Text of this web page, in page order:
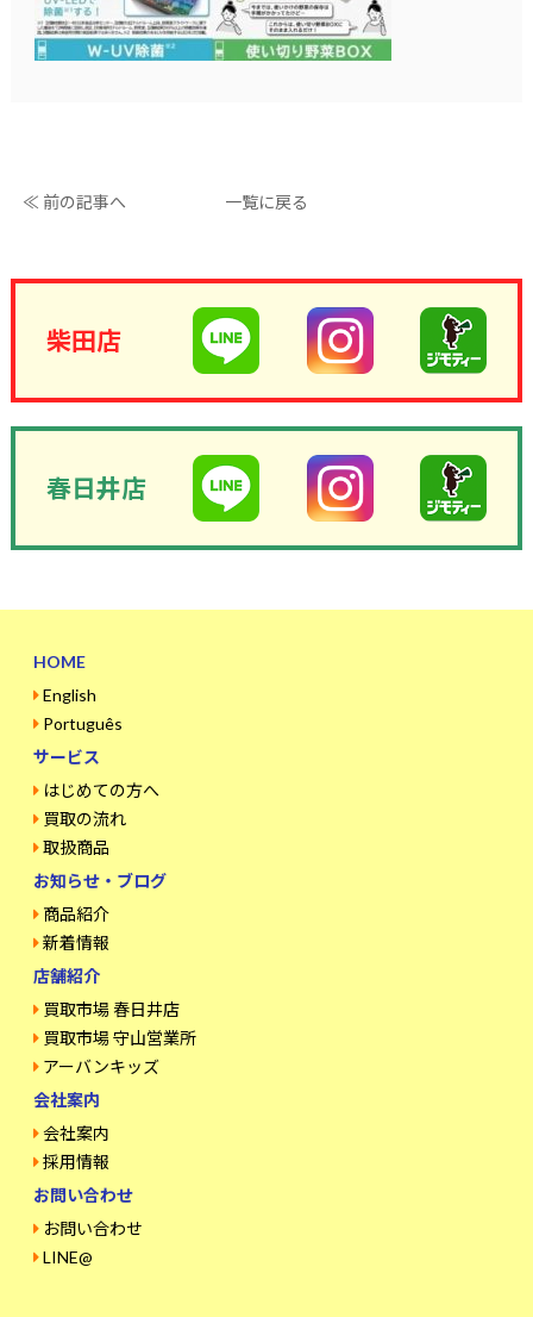
≪ 前の記事へ 一覧に戻る
柴田店
春日井店
HOME
English
Português
サービス
はじめての方へ
買取の流れ
取扱商品
お知らせ・ブログ
商品紹介
新着情報
店舗紹介
買取市場 春日井店
買取市場 守山営業所
アーバンキッズ
会社案内
会社案内
採用情報
お問い合わせ
お問い合わせ
LINE@